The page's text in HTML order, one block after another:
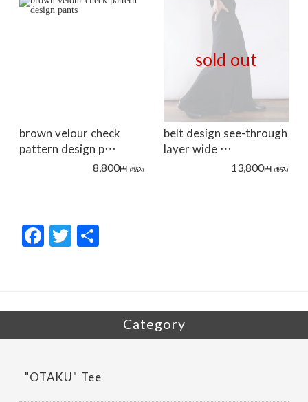
brown velour check
pattern design p…
8,800円 (税込)
sold out
belt design see-through
layer wide …
13,800円 (税込)
F
ac
o
k
T
w
Category
"OTAKU" Tee